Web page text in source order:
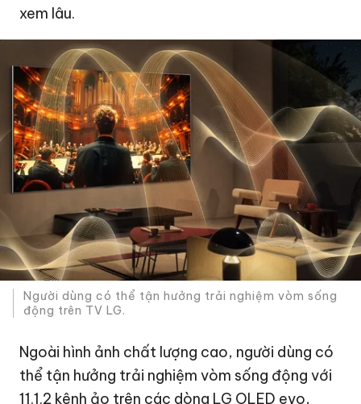
xem lâu.
Người dùng có thể tận hưởng trải nghiệm vòm sống
động trên TV LG.
Ngoài hình ảnh chất lượng cao, người dùng có
thể tận hưởng trải nghiệm vòm sống động với
11.1.2 kênh ảo trên các dòng LG OLED evo,